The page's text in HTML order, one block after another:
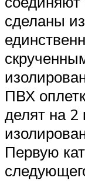
сделаны
ПВХ
делят на 2
Первую